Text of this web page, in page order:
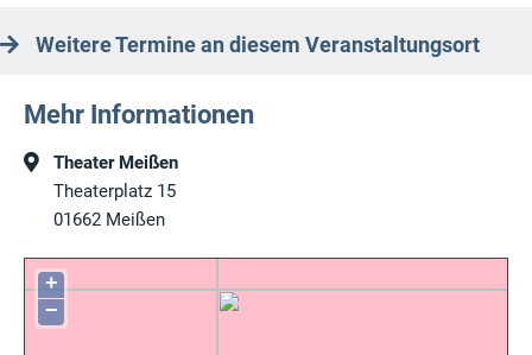
Weitere Termine an diesem Veranstaltungsort
Mehr Informationen
Theater Meißen
Theaterplatz 15
01662 Meißen
+
−